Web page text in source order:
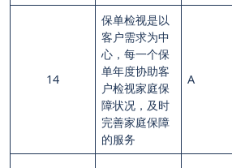
14
保单检视是以
客户需求为中
心，每一个保
单年度协助客
户检视家庭保
障状况，及时
完善家庭保障
的服务
A